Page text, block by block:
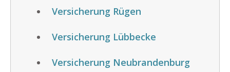
Versicherung Rügen
Versicherung Lübbecke
Versicherung Neubrandenburg